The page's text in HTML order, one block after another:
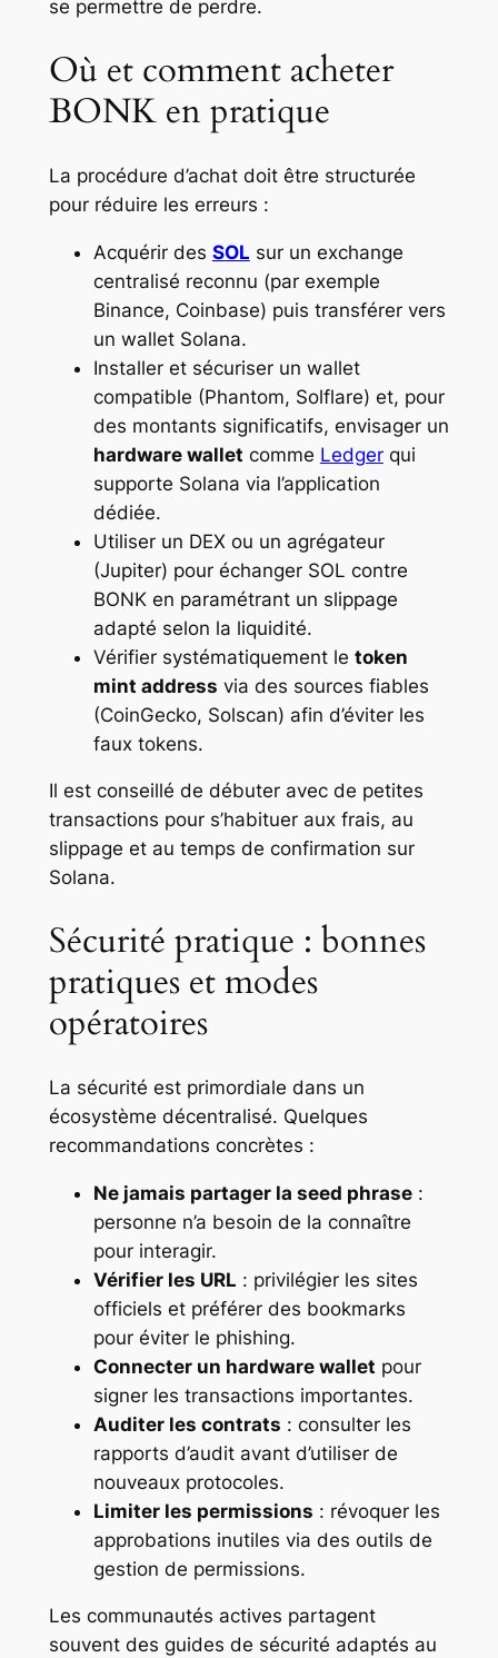
se permettre de perdre.
Où et comment acheter
BONK en pratique
La procédure d’achat doit être structurée
pour réduire les erreurs :
Acquérir des SOL sur un exchange
centralisé reconnu (par exemple
Binance, Coinbase) puis transférer vers
un wallet Solana.
Installer et sécuriser un wallet
compatible (Phantom, Solflare) et, pour
des montants significatifs, envisager un
hardware wallet comme Ledgerqui
supporte Solana via l’application
dédiée.
Utiliser un DEX ou un agrégateur
(Jupiter) pour échanger SOL contre
BONK en paramétrant un slippage
adapté selon la liquidité.
Vérifier systématiquement le token
mint address via des sources fiables
(CoinGecko, Solscan) afin d’éviter les
faux tokens.
Il est conseillé de débuter avec de petites
transactions pour s’habituer aux frais, au
slippage et au temps de confirmation sur
Solana.
Sécurité pratique : bonnes
pratiques et modes
opératoires
La sécurité est primordiale dans un
écosystème décentralisé. Quelques
recommandations concrètes :
Ne jamais partager la seed phrase:
personne n’a besoin de la connaître
pour interagir.
Vérifier les URL : privilégier les sites
officiels et préférer des bookmarks
pour éviter le phishing.
Connecter un hardware wallet pour
signer les transactions importantes.
Auditer les contrats : consulter les
rapports d’audit avant d’utiliser de
nouveaux protocoles.
Limiter les permissions : révoquer les
approbations inutiles via des outils de
gestion de permissions.
Les communautés actives partagent
souvent des guides de sécurité adaptés au